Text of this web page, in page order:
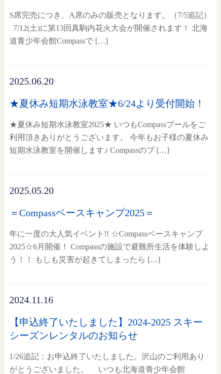
S席完売につき、A席のみの販売となります。（7/5追記）
7/12(土)に第13回真駒内花火大会が開催されます！ 北海
道青少年会館Compassで […]
2025.06.20
★夏休み短期水泳教室★6/24より受付開始！
★夏休み短期水泳教室2025★ いつもCompassプールをご
利用頂きありがとうございます。 今年もお子様の夏休み
短期水泳教室を開催します♪ Compassのプ […]
2025.05.20
＝Compassベースキャンプ2025＝
年に一度の大人気イベント!! ☆Compassベースキャンプ
2025☆6月開催！ Compassの施設で避難所生活を体験しよ
う！！ もしも災害が起きてしまったら […]
2024.11.16
【申込終了いたしました】2024-2025 スキー
シーズンレンタルのお知らせ
1/26追記：お申込終了いたしました。沢山のご利用あり
がとうございました。 いつも北海道青少年会館